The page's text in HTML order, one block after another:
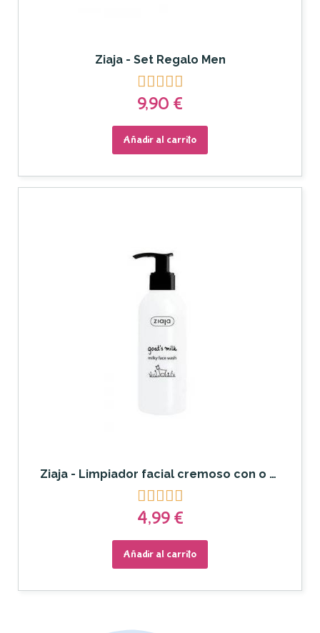
Ziaja - Set Regalo Men

9,90 €
Añadir al carrito
Ziaja - Limpiador facial cremoso con o sin aclarado Leche de cabra

4,99 €
Añadir al carrito